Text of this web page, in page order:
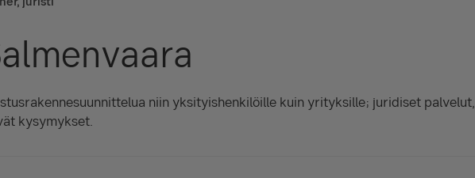
niin yksityishenkilöille kuin yrityksille; juridiset palvelut,
kysymykset.